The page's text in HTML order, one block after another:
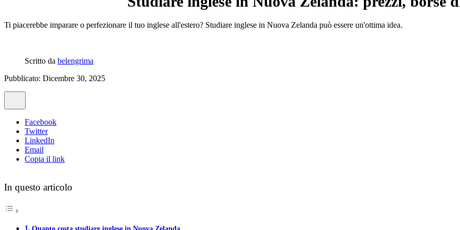
Ti piacerebbe imparare o perfezionare il tuo inglese all'estero? Studiare inglese in Nuova Zelanda può essere un'ottima idea.
Scritto da belengrima
Pubblicato: Dicembre 30, 2025
Facebook
Twitter
LinkedIn
Email
Copia il link
In questo articolo
Quanto costa studiare inglese in Nuova Zelanda